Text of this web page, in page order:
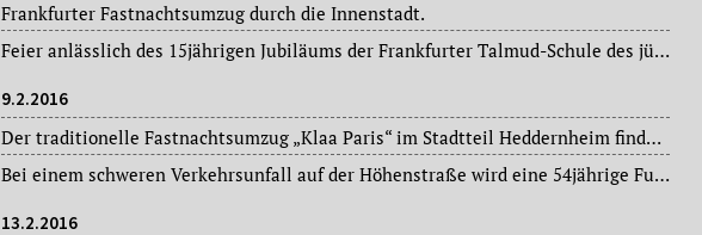
Frankfurter Fastnachtsumzug durch die Innenstadt.
Feier anlässlich des 15jährigen Jubiläums der Frankfurter Talmud-Schule des jüdischen Vereins Chabad in der Westend-Synagoge.
9.2.2016
Der traditionelle Fastnachtsumzug „Klaa Paris“ im Stadtteil Heddernheim findet in diesem Jahr wegen des Unwetters nicht statt.
Bei einem schweren Verkehrsunfall auf der Höhenstraße wird eine 54jährige Fußgängerin von einem Lkw erfasst und dabei tödlich verletzt.
13.2.2016